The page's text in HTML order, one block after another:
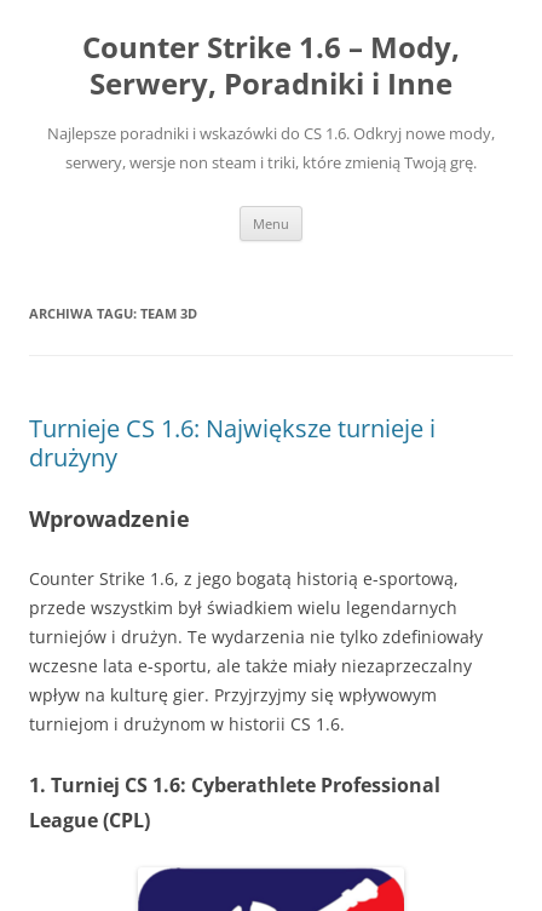
Counter Strike 1.6 – Mody,
Serwery, Poradniki i Inne
Najlepsze poradniki i wskazówki do CS 1.6. Odkryj nowe mody,
serwery, wersje non steam i triki, które zmienią Twoją grę.
Menu
ARCHIWA TAGU: TEAM 3D
Turnieje CS 1.6: Największe turnieje i
drużyny
Wprowadzenie
Counter Strike 1.6, z jego bogatą historią e-sportową,
przede wszystkim był świadkiem wielu legendarnych
turniejów i drużyn. Te wydarzenia nie tylko zdefiniowały
wczesne lata e-sportu, ale także miały niezaprzeczalny
wpływ na kulturę gier. Przyjrzyjmy się wpływowym
turniejom i drużynom w historii CS 1.6.
1. Turniej CS 1.6: Cyberathlete Professional
League (CPL)